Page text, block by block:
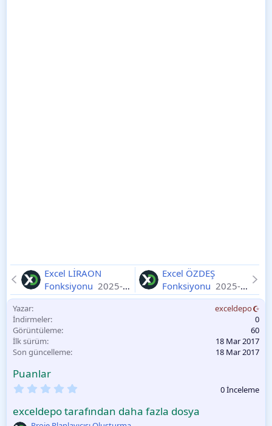
Excel LİRAON
Fonksiyonu 2025-
11-10
Excel ÖZDEŞ
Fonksiyonu 2025-
11-10
Yazar
exceldepo
İndirmeler
0
Görüntüleme
60
İlk sürüm
18 Mar 2017
Son güncelleme
18 Mar 2017
Puanlar
0
0 İnceleme
exceldepo tarafından daha fazla dosya